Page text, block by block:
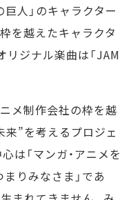
巨人」のキャラクター
を越えたキャラクタ
リジナル楽曲は「JAM
メ制作会社の枠を越
来”を考えるプロジェ
は「マンガ・アニメを
りみなさま」であ